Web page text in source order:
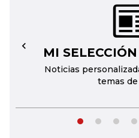
MI
Noticias
temas
←